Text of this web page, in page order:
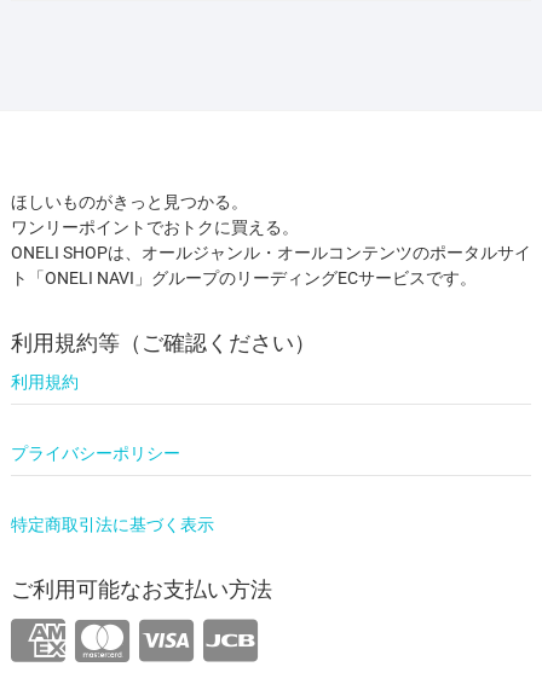
ほしいものがきっと見つかる。
ワンリーポイントでおトクに買える。
ONELI SHOPは、オールジャンル・オールコンテンツのポータルサイ
ト「ONELI NAVI」グループのリーディングECサービスです。
利用規約等（ご確認ください）
利用規約
プライバシーポリシー
特定商取引法に基づく表示
ご利用可能なお支払い方法